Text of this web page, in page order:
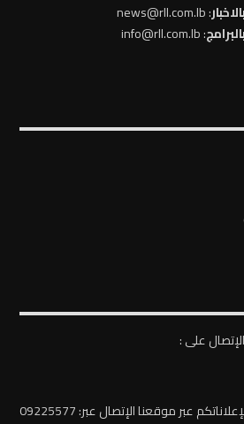
: news@rll.com.lb
: info@rll.com.lb
الإتصال على :
عبر موقعنا الإتصال عبر: 09225577